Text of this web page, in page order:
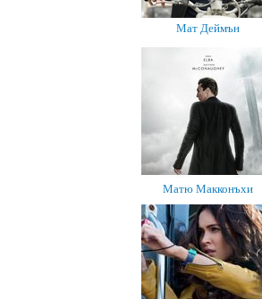
Мат Деймън
Матю Макконъхи